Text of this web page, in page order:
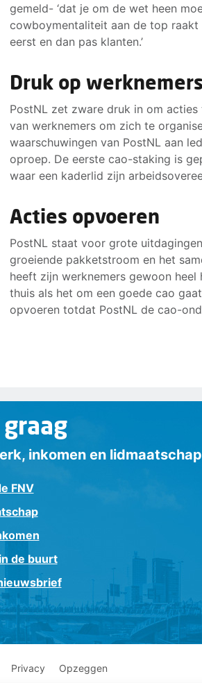
gemeld- ‘dat je om de wet heen
cowboymentaliteit aan de top
eerst en dan pas klanten.’
Druk op werknemers
PostNL zet zware druk in om
van werknemers om zich te
waarschuwingen van PostNL aan
oproep. De eerste cao-staking is
waar een kaderlid zijn
Acties opvoeren
PostNL staat voor grote
groeiende pakketstroom en het
heeft zijn werknemers gewoon
thuis als het om een goede cao
opvoeren totdat PostNL de cao-
inkomen en
FNV
de buurt
Privacy Opzeggen